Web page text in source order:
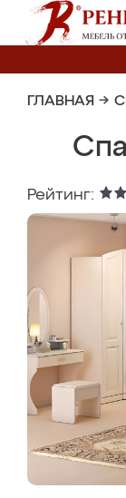
ГЛАВНАЯ →
Рейтинг: